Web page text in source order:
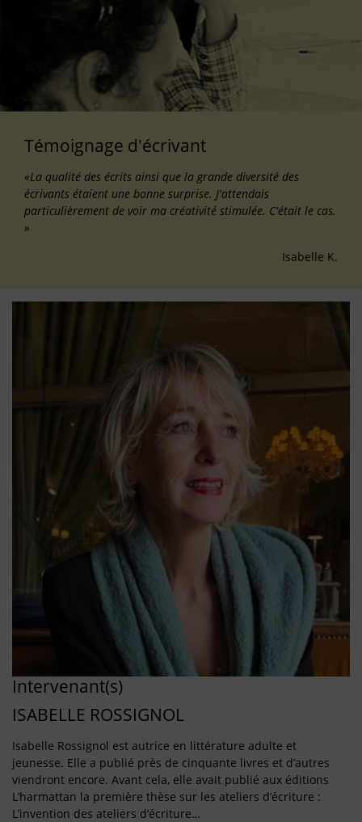
Témoignage d'écrivant
«La qualité des écrits ainsi que la grande diversité des
écrivants étaient une bonne surprise. J'attendais
particulièrement de voir ma créativité stimulée. C'était le cas.
»
Isabelle K.
Intervenant(s)
ISABELLE ROSSIGNOL
Isabelle Rossignol est autrice en littérature adulte et
jeunesse. Elle a publié près de cinquante livres et d’autres
viendront encore. Avant cela, elle avait publié aux éditions
L’harmattan la première thèse sur les ateliers d’écriture :
L’invention des ateliers d’écriture…